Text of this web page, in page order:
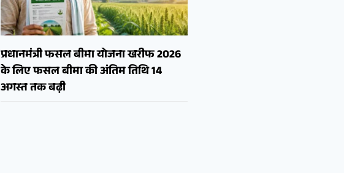
प्रधानमंत्री फसल बीमा योजना खरीफ 2026
के लिए फसल बीमा की अंतिम तिथि 14
अगस्त तक बढ़ी